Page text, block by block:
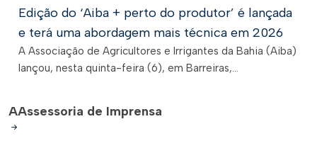
Edição do ‘Aiba + perto do produtor’ é lançada
e terá uma abordagem mais técnica em 2026
A Associação de Agricultores e Irrigantes da Bahia (Aiba)
lançou, nesta quinta-feira (6), em Barreiras,...
AAssessoria de Imprensa